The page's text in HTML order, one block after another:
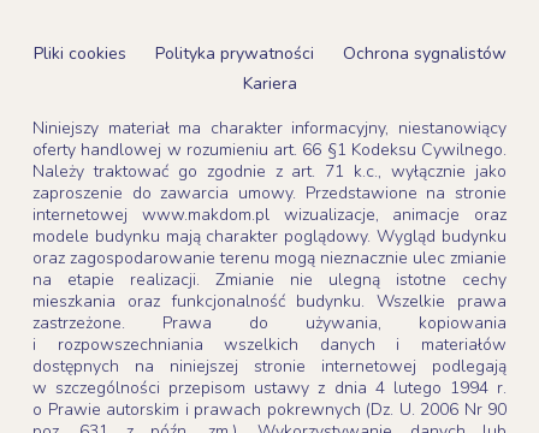
Pliki cookies Polityka prywatności
Ochrona sygnalistów
Kariera
Niniejszy materiał ma charakter informacyjny, niestanowiący
oferty handlowej w rozumieniu art. 66 §1 Kodeksu Cywilnego.
Należy traktować go zgodnie z art. 71 k.c., wyłącznie jako
zaproszenie do zawarcia umowy. Przedstawione na stronie
internetowej www.makdom.pl wizualizacje, animacje oraz
modele budynku mają charakter poglądowy. Wygląd budynku
oraz zagospodarowanie terenu mogą nieznacznie ulec zmianie
na etapie realizacji. Zmianie nie ulegną istotne cechy
mieszkania oraz funkcjonalność budynku. Wszelkie prawa
zastrzeżone. Prawa do używania, kopiowania
i rozpowszechniania wszelkich danych i materiałów
dostępnych na niniejszej stronie internetowej podlegają
w szczególności przepisom ustawy z dnia 4 lutego 1994 r.
o Prawie autorskim i prawach pokrewnych (Dz. U. 2006 Nr 90